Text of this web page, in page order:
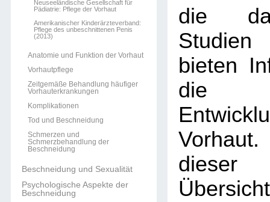
Neuseeländische Gesellschaft für
Pädiatrie: Pflege der Vorhaut
Amerikanischer Kinderärzteverband:
Pflege des unbeschnittenen Penis
(2013)
Anatomie und Funktion der Vorhaut
Vorhautpflege
Zeitgemäße Behandlung häufiger
Vorhauterkrankungen
Komplikationen
Tod und Beschneidung
Schmerzen und
Schmerzbehandlung der
Beschneidung
Beschneidung und Sexualität
Psychologische Aspekte der
Beschneidung
die
bieten
die
dieser